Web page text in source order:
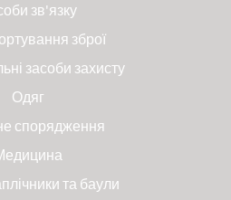
зв'язку
зброї
засоби захисту
Одяг
спорядження
та баули